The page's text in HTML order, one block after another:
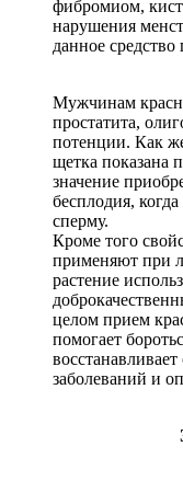
фибромиом,
нарушения
данное
Мужчинам
простатита,
потенции. Как
щетка показана
значение
бесплодия,
сперму.
Кроме того
применяют при
растение
целом прием
помогает
заболеваний и